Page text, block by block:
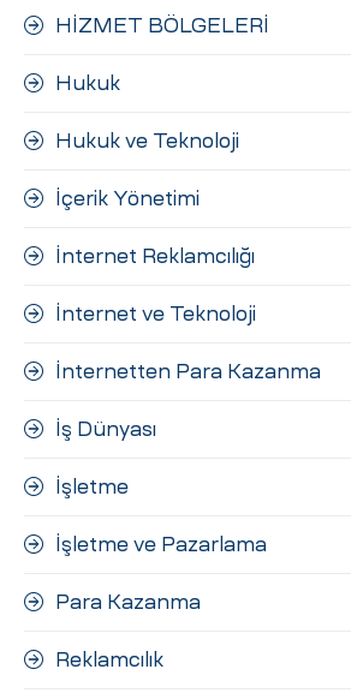
HİZMET BÖLGELERİ
Hukuk
Hukuk ve Teknoloji
İçerik Yönetimi
İnternet Reklamcılığı
İnternet ve Teknoloji
İnternetten Para Kazanma
İş Dünyası
İşletme
İşletme ve Pazarlama
Para Kazanma
Reklamcılık